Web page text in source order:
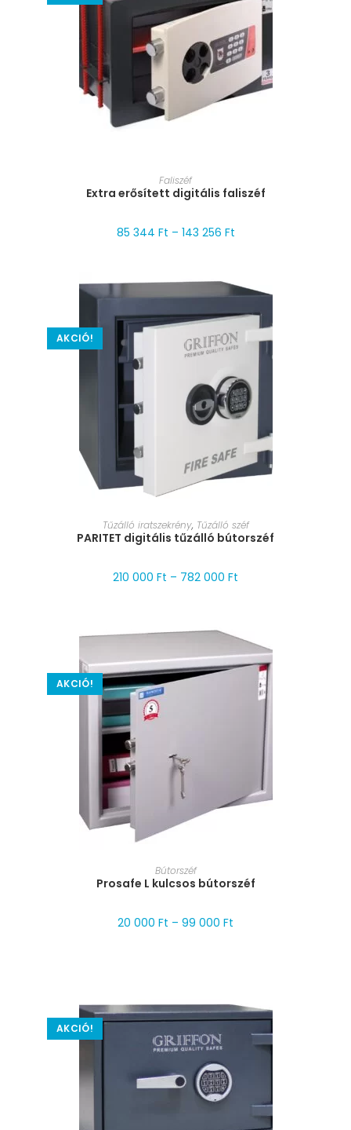
MÉRET VÁLASZTÁSA
Faliszéf
Extra erősített digitális faliszéf
85 344 Ft – 143 256 Ft
AKCIÓ!
MÉRET VÁLASZTÁSA
Tűzálló iratszekrény, Tűzálló széf
PARITET digitális tűzálló bútorszéf
210 000 Ft – 782 000 Ft
AKCIÓ!
MÉRET VÁLASZTÁSA
Bútorszéf
Prosafe L kulcsos bútorszéf
20 000 Ft – 99 000 Ft
AKCIÓ!